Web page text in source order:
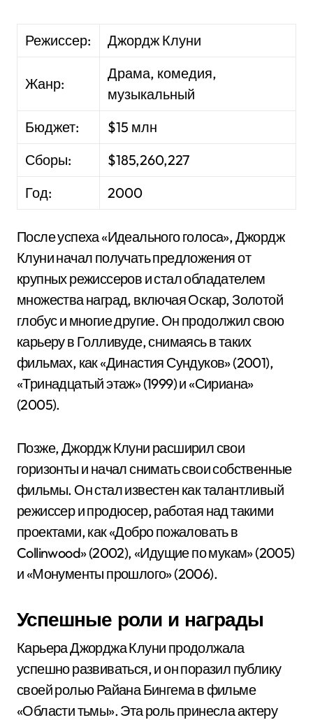
Режиссер: Джордж Клуни
Жанр:
Драма, комедия,
музыкальный
Бюджет:
$15 млн
Сборы:
$185,260,227
Год:
2000
После успеха «Идеального голоса», Джордж
Клуни начал получать предложения от
крупных режиссеров и стал обладателем
множества наград, включая Оскар, Золотой
глобус и многие другие. Он продолжил свою
карьеру в Голливуде, снимаясь в таких
фильмах, как «Династия Сундуков» (2001),
«Тринадцатый этаж» (1999) и «Сириана»
(2005).
Позже, Джордж Клуни расширил свои
горизонты и начал снимать свои собственные
фильмы. Он стал известен как талантливый
режиссер и продюсер, работая над такими
проектами, как «Добро пожаловать в
Collinwood» (2002), «Идущие по мукам» (2005)
и «Монументы прошлого» (2006).
Успешные роли и награды
Карьера Джорджа Клуни продолжала
успешно развиваться, и он поразил публику
своей ролью Райана Бингема в фильме
«Области тьмы». Эта роль принесла актеру